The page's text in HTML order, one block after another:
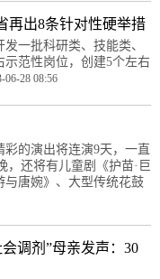
再出8条针对性硬举措
一批科研类、技能类、
示范性岗位，创建5个左右
06-28 08:56
的演出将连演9天，一直
，还将有儿童剧《护苗·巨
与唐婉》、大型传统花鼓
调剂”母亲发声：30